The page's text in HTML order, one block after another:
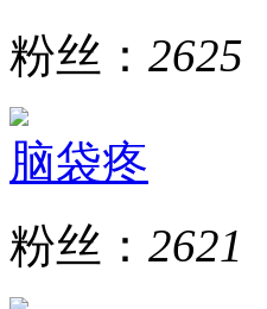
粉丝： 2625
脑袋疼
粉丝： 2621